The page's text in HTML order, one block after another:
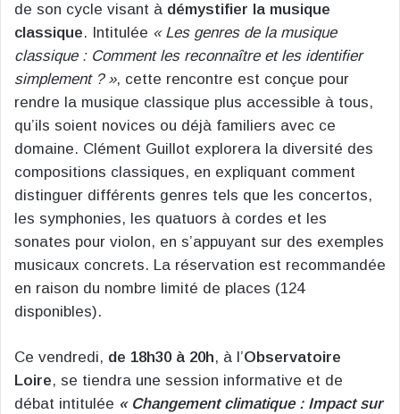
de son cycle visant à démystifier la musique
classique. Intitulée « Les genres de la musique
classique : Comment les reconnaître et les identifier
simplement ? », cette rencontre est conçue pour
rendre la musique classique plus accessible à tous,
qu’ils soient novices ou déjà familiers avec ce
domaine. Clément Guillot explorera la diversité des
compositions classiques, en expliquant comment
distinguer différents genres tels que les concertos,
les symphonies, les quatuors à cordes et les
sonates pour violon, en s’appuyant sur des exemples
musicaux concrets. La réservation est recommandée
en raison du nombre limité de places (124
disponibles).
Ce vendredi, de 18h30 à 20h, à l’Observatoire
Loire, se tiendra une session informative et de
débat intitulée « Changement climatique : Impact sur